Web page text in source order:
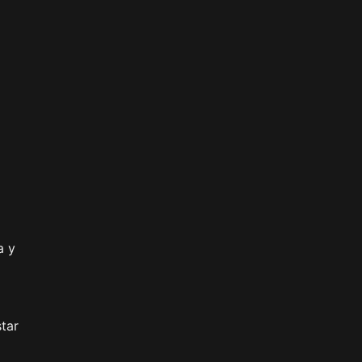
y